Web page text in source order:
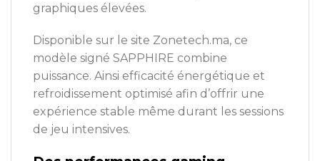
graphiques élevées.
Disponible sur le site Zonetech.ma, ce
modèle signé SAPPHIRE combine
puissance. Ainsi efficacité énergétique et
refroidissement optimisé afin d’offrir une
expérience stable même durant les sessions
de jeu intensives.